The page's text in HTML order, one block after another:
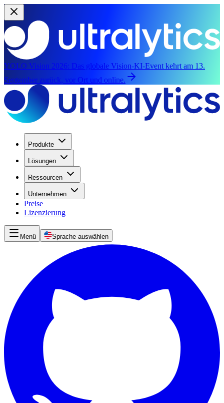
YOLO Vision 2026: Das globale Vision-KI-Event kehrt am 13.
September zurück, vor Ort und online.
Produkte
Lösungen
Ressourcen
Unternehmen
Preise
Lizenzierung
Menü Sprache auswählen